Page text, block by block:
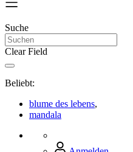
Suche
Clear Field
Beliebt:
blume des lebens,
mandala